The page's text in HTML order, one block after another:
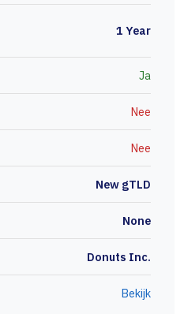
1 Year
Ja
Nee
Nee
New gTLD
None
Donuts Inc.
Bekijk